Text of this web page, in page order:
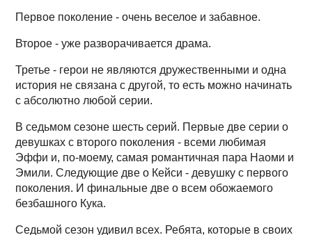
Первое поколение - очень веселое и забавное.
Второе - уже разворачивается драма.
Третье - герои не являются дружественными и одна
история не связана с другой, то есть можно начинать
с абсолютно любой серии.
В седьмом сезоне шесть серий. Первые две серии о
девушках с второго поколения - всеми любимая
Эффи и, по-моему, самая романтичная пара Наоми и
Эмили. Следующие две о Кейси - девушку с первого
поколения. И финальные две о всем обожаемого
безбашного Кука.
Седьмой сезон удивил всех. Ребята, которые в своих